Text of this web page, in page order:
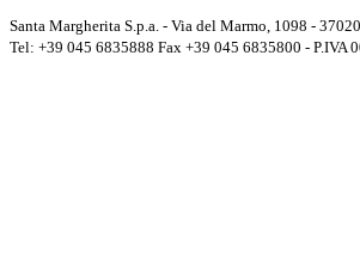
Santa Margherita S.p.a. - Via del Marmo, 1098 -
Tel: +39 045 6835888 Fax +39 045 6835800 - P.IVA